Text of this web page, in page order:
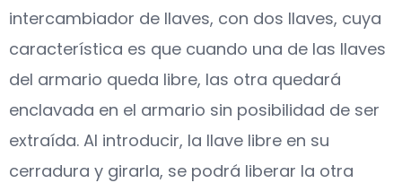
intercambiador de llaves, con dos llaves, cuya
característica es que cuando una de las llaves
del armario queda libre, las otra quedará
enclavada en el armario sin posibilidad de ser
extraída. Al introducir, la llave libre en su
cerradura y girarla, se podrá liberar la otra